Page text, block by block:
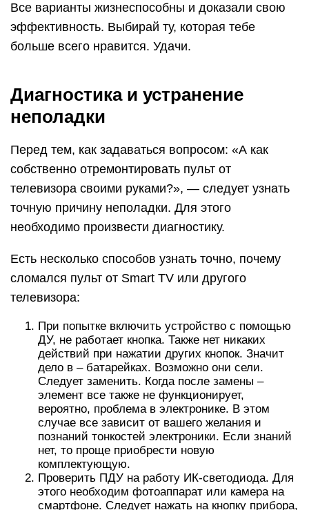
Все варианты жизнеспособны и доказали свою
эффективность. Выбирай ту, которая тебе
больше всего нравится. Удачи.
Диагностика и устранение
неполадки
Перед тем, как задаваться вопросом: «А как
собственно отремонтировать пульт от
телевизора своими руками?», — следует узнать
точную причину неполадки. Для этого
необходимо произвести диагностику.
Есть несколько способов узнать точно, почему
сломался пульт от Smart TV или другого
телевизора:
При попытке включить устройство с помощью
ДУ, не работает кнопка. Также нет никаких
действий при нажатии других кнопок. Значит
дело в – батарейках. Возможно они сели.
Следует заменить. Когда после замены –
элемент все также не функционирует,
вероятно, проблема в электронике. В этом
случае все зависит от вашего желания и
познаний тонкостей электроники. Если знаний
нет, то проще приобрести новую
комплектующую.
Проверить ПДУ на работу ИК-светодиода. Для
этого необходим фотоаппарат или камера на
смартфоне. Следует нажать на кнопку прибора,